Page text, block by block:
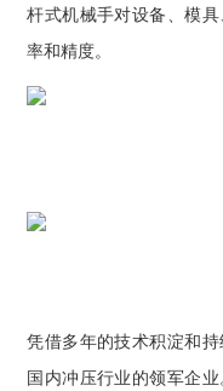
杆式机械手对设备、模
率和精度。
凭借多年的技术积淀和
国内冲压行业的领军企